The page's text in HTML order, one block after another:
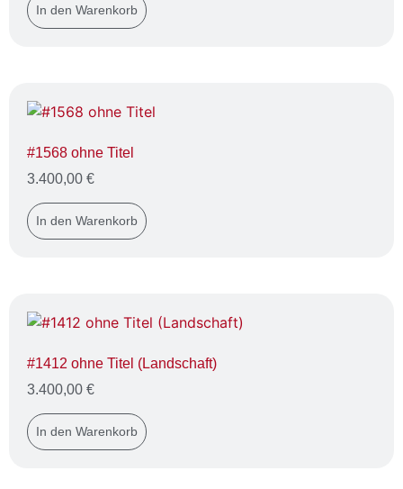
In den Warenkorb
#1568 ohne Titel
3.400,00 €
In den Warenkorb
#1412 ohne Titel (Landschaft)
3.400,00 €
In den Warenkorb